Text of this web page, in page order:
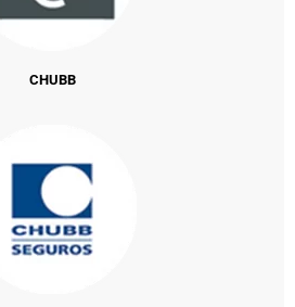
CHUBB